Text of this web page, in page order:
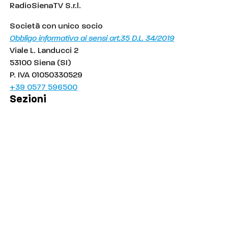
RadioSienaTV S.r.l.
Società con unico socio
Obbligo informativa ai sensi art.35 D.L. 34/2019
Viale L. Landucci 2
53100 Siena (SI)
P. IVA 01050330529
+39 0577 596500
Sezioni